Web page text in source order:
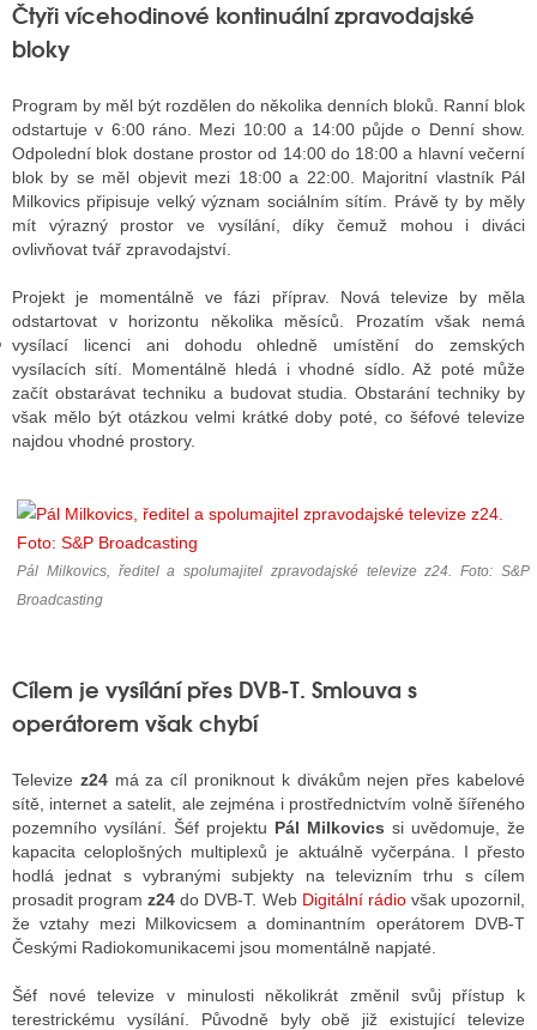
BLOGERA
STARŠÍCH DISKUZÍ
Čtyři vícehodinové kontinuální zpravodajské
bloky
Program by měl být rozdělen do několika denních bloků. Ranní blok
odstartuje v 6:00 ráno. Mezi 10:00 a 14:00 půjde o Denní show.
Odpolední blok dostane prostor od 14:00 do 18:00 a hlavní večerní
blok by se měl objevit mezi 18:00 a 22:00. Majoritní vlastník Pál
Milkovics připisuje velký význam sociálním sítím. Právě ty by měly
mít výrazný prostor ve vysílání, díky čemuž mohou i diváci
ovlivňovat tvář zpravodajství.
Projekt je momentálně ve fázi příprav. Nová televize by měla
odstartovat v horizontu několika měsíců. Prozatím však nemá
vysílací licenci ani dohodu ohledně umístění do zemských
vysílacích sítí. Momentálně hledá i vhodné sídlo. Až poté může
začít obstarávat techniku a budovat studia. Obstarání techniky by
však mělo být otázkou velmi krátké doby poté, co šéfové televize
najdou vhodné prostory.
Pál Milkovics, ředitel a spolumajitel zpravodajské televize z24. Foto: S&P
Broadcasting
Cílem je vysílání přes DVB-T. Smlouva s
operátorem však chybí
Televize z24má za cíl proniknout k divákům nejen přes kabelové
sítě, internet a satelit, ale zejména i prostřednictvím volně šířeného
pozemního vysílání. Šéf projektu Pál Milkovics si uvědomuje, že
kapacita celoplošných multiplexů je aktuálně vyčerpána. I přesto
hodlá jednat s vybranými subjekty na televizním trhu s cílem
prosadit programz24 do DVB-T. Web Digitální rádiovšak upozornil,
že vztahy mezi Milkovicsem a dominantním operátorem DVB-T
Českými Radiokomunikacemi jsou momentálně napjaté.
Šéf nové televize v minulosti několikrát změnil svůj přístup k
terestrickému vysílání. Původně byly obě již existující televize